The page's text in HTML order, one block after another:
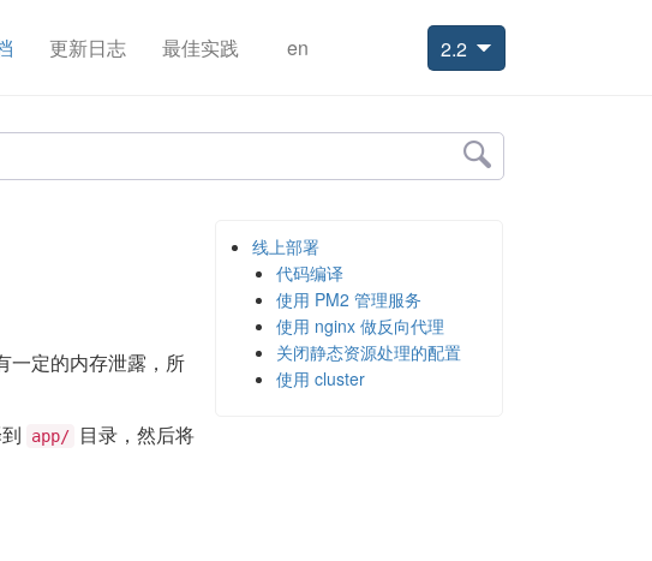
更新日志 最佳实践 en 2.2
线上部署
代码编译
使用 PM2 管理服务
使用 nginx 做反向代理
关闭静态资源处理的配置
使用 cluster
一定的内存泄露，所
app/ 目录，然后将